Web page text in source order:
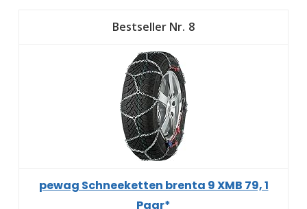
8
pewag Schneeketten brenta 9 XMB 79, 1
Paar*